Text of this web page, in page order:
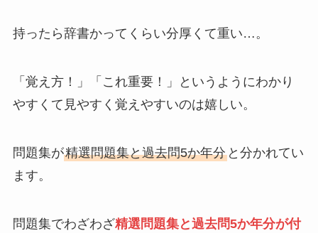
持ったら辞書かってくらい分厚くて重い…。
「覚え方！」「これ重要！」というようにわかり
やすくて見やすく覚えやすいのは嬉しい。
問題集が精選問題集と過去問5か年分と分かれてい
ます。
問題集でわざわざ精選問題集と過去問5か年分が付